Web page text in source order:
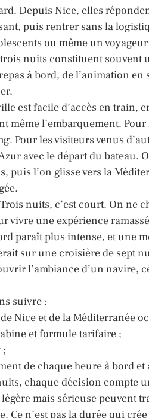
Depuis Nice, elles
puis rentrer sans la
ou même un
nuits constituent souvent
à bord, de l’animation en
est facile d’accès en train,
même l’embarquement.
Pour les visiteurs venus
avec le départ du bateau.
puis l’on glisse vers la
nuits, c’est court. On ne
une expérience
paraît plus intense, et une
sur une croisière de sept
l’ambiance d’un navire,
suivre :
Nice et de la Méditerranée
et formule tarifaire ;
;
de chaque heure à bord et
chaque décision compte
mais sérieuse peuvent
n’est pas la durée qui crée